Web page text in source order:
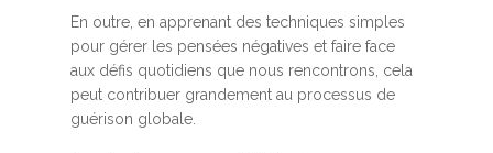
En outre, en apprenant des techniques simples
pour gérer les pensées négatives et faire face
aux défis quotidiens que nous rencontrons, cela
peut contribuer grandement au processus de
guérison globale.